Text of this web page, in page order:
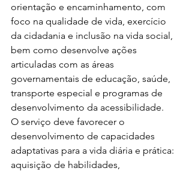
orientação e encaminhamento, com
foco na qualidade de vida, exercício
da cidadania e inclusão na vida social,
bem como desenvolve ações
articuladas com as áreas
governamentais de educação, saúde,
transporte especial e programas de
desenvolvimento da acessibilidade.
O serviço deve favorecer o
desenvolvimento de capacidades
adaptativas para a vida diária e prática:
aquisição de habilidades,